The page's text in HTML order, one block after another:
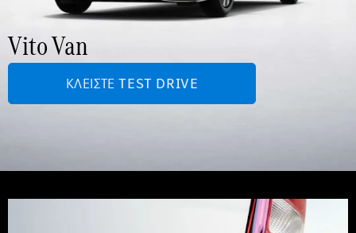
Vito Van
ΚΛΕΊΣΤΕ TEST DRIVE